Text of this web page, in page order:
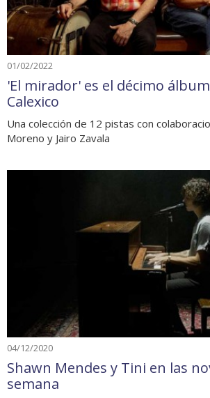
01/02/2022
'El mirador' es el décimo
Calexico
Una colección de 12 pistas con
Moreno y Jairo Zavala
04/12/2020
Shawn Mendes y Tini en las
semana